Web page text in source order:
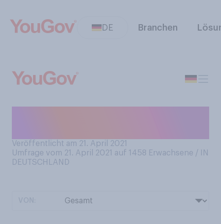
DE Branchen
Veröffentlicht am 21. April 2021
Umfrage vom 21. April 2021 auf 1458 Erwachsene / IN
DEUTSCHLAND